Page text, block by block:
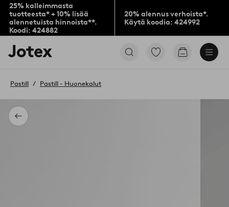
25% kalleimmasta
tuotteesta* + 10% lisää
alennetuista hinnoista**.
Koodi: 424882
20% alennus verhoista*.
Käytä koodia: 424992
Jotex-
logo
aloitussivulle
Siirry
Siirry
Takaisin
Pastill Pastill - Huonekalut